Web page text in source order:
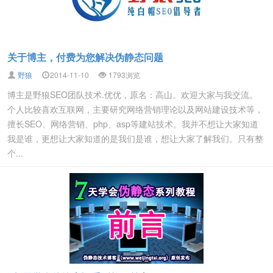
关于博主，付费为您解决伪静态问题
野狼 2014-11-10 1793浏览
博主是野狼SEO团队技术.优优，原名：高山。欢迎大家与我交流。
个人比较喜欢互联网，主要研究网络营销理论以及网站建设技术等，
擅长SEO、网络营销、php、asp等建站技术。我并不想让大家知道
我是谁，更想让大家知道的是我们是谁，想让大家了解我们。只有整
个...